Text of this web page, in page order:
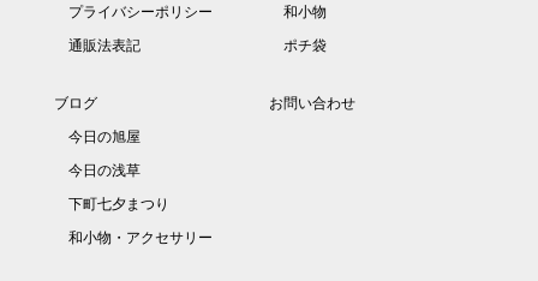
プライバシーポリシー
通販法表記
和小物
ポチ袋
ブログ
今日の旭屋
今日の浅草
下町七夕まつり
和小物・アクセサリー
お問い合わせ